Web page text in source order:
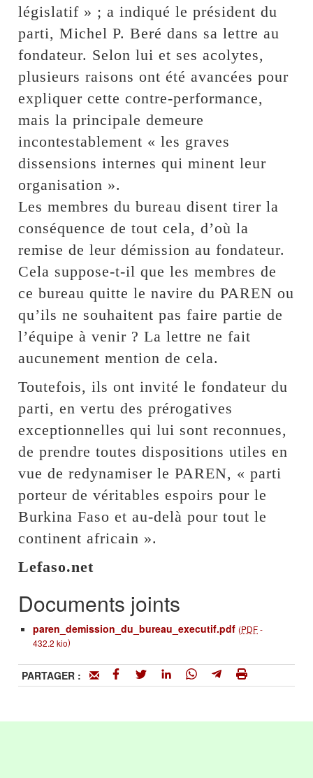
législatif » ; a indiqué le président du
parti, Michel P. Beré dans sa lettre au
fondateur. Selon lui et ses acolytes,
plusieurs raisons ont été avancées pour
expliquer cette contre-performance,
mais la principale demeure
incontestablement « les graves
dissensions internes qui minent leur
organisation ».
Les membres du bureau disent tirer la
conséquence de tout cela, d’où la
remise de leur démission au fondateur.
Cela suppose-t-il que les membres de
ce bureau quitte le navire du PAREN ou
qu’ils ne souhaitent pas faire partie de
l’équipe à venir ? La lettre ne fait
aucunement mention de cela.
Toutefois, ils ont invité le fondateur du
parti, en vertu des prérogatives
exceptionnelles qui lui sont reconnues,
de prendre toutes dispositions utiles en
vue de redynamiser le PAREN, « parti
porteur de véritables espoirs pour le
Burkina Faso et au-delà pour tout le
continent africain ».
Lefaso.net
Documents joints
paren_demission_du_bureau_executif.pdf (PDF-
432.2 kio)
PARTAGER :